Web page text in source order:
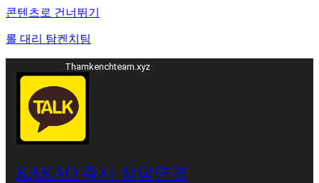
콘텐츠로 건너뛰기
롤 대리 탐켄치팀
Thamkenchteam.xyz
KAKAO 즉시 상담연결